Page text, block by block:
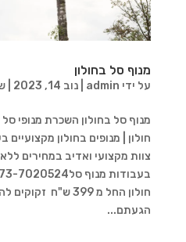
מנוף סל בחולון
על ידי admin נוב 14, 2023
מנוף סל בחולון השכרת מנופי
חולון | מנופים בחולון מקצועיים
צוות מקצועי ואדיב במחירים
חולון החל מ 399 ש"ח
הגעתם...